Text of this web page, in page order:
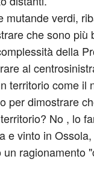
mutande verdi,
che sono più
della
al
territorio come il
per dimostrare
No , lo
e vinto in
ragionamento